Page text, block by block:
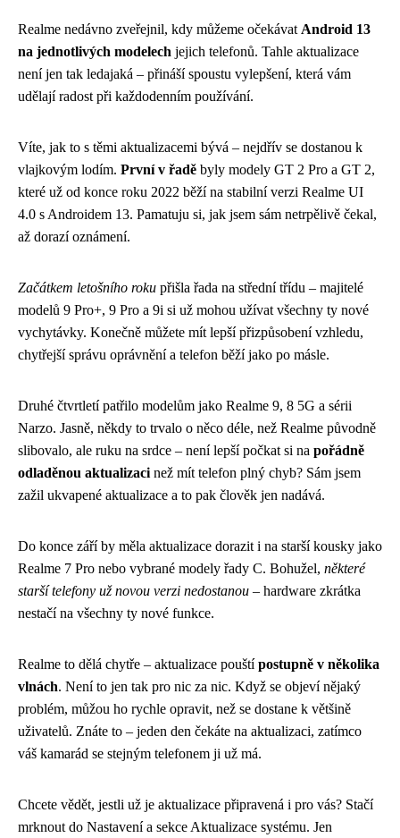
Realme nedávno zveřejnil, kdy můžeme očekávat Android 13
na jednotlivých modelech jejich telefonů. Tahle aktualizace
není jen tak ledajaká – přináší spoustu vylepšení, která vám
udělají radost při každodenním používání.
Víte, jak to s těmi aktualizacemi bývá – nejdřív se dostanou k
vlajkovým lodím. První v řadě byly modely GT 2 Pro a GT 2,
které už od konce roku 2022 běží na stabilní verzi Realme UI
4.0 s Androidem 13. Pamatuju si, jak jsem sám netrpělivě čekal,
až dorazí oznámení.
Začátkem letošního roku přišla řada na střední třídu – majitelé
modelů 9 Pro+, 9 Pro a 9i si už mohou užívat všechny ty nové
vychytávky. Konečně můžete mít lepší přizpůsobení vzhledu,
chytřejší správu oprávnění a telefon běží jako po másle.
Druhé čtvrtletí patřilo modelům jako Realme 9, 8 5G a sérii
Narzo. Jasně, někdy to trvalo o něco déle, než Realme původně
slibovalo, ale ruku na srdce – není lepší počkat si na pořádně
odladěnou aktualizaci než mít telefon plný chyb? Sám jsem
zažil ukvapené aktualizace a to pak člověk jen nadává.
Do konce září by měla aktualizace dorazit i na starší kousky jako
Realme 7 Pro nebo vybrané modely řady C. Bohužel, některé
starší telefony už novou verzi nedostanou – hardware zkrátka
nestačí na všechny ty nové funkce.
Realme to dělá chytře – aktualizace pouštípostupně v několika
vlnách. Není to jen tak pro nic za nic. Když se objeví nějaký
problém, můžou ho rychle opravit, než se dostane k většině
uživatelů. Znáte to – jeden den čekáte na aktualizaci, zatímco
váš kamarád se stejným telefonem ji už má.
Chcete vědět, jestli už je aktualizace připravená i pro vás? Stačí
mrknout do Nastavení a sekce Aktualizace systému. Jen